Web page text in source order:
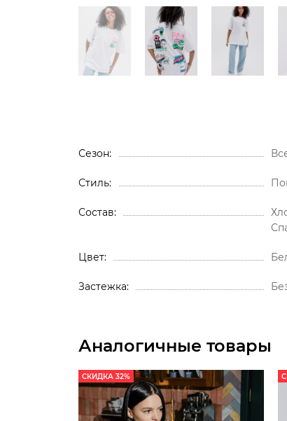
Сезон
Стиль
Состав
Цвет
Застежка
Аналогичные товары
СКИДКА 32%